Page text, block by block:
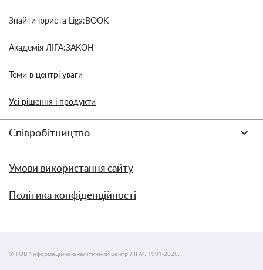
Знайти юриста Liga:BOOK
Академія ЛІГА:ЗАКОН
Теми в центрі уваги
Усі рішення і продукти
Співробітництво
Умови використання сайту
Політика конфіденційності
© ТОВ "інформаційно-аналітичний центр ЛІГА", 1991-2026.